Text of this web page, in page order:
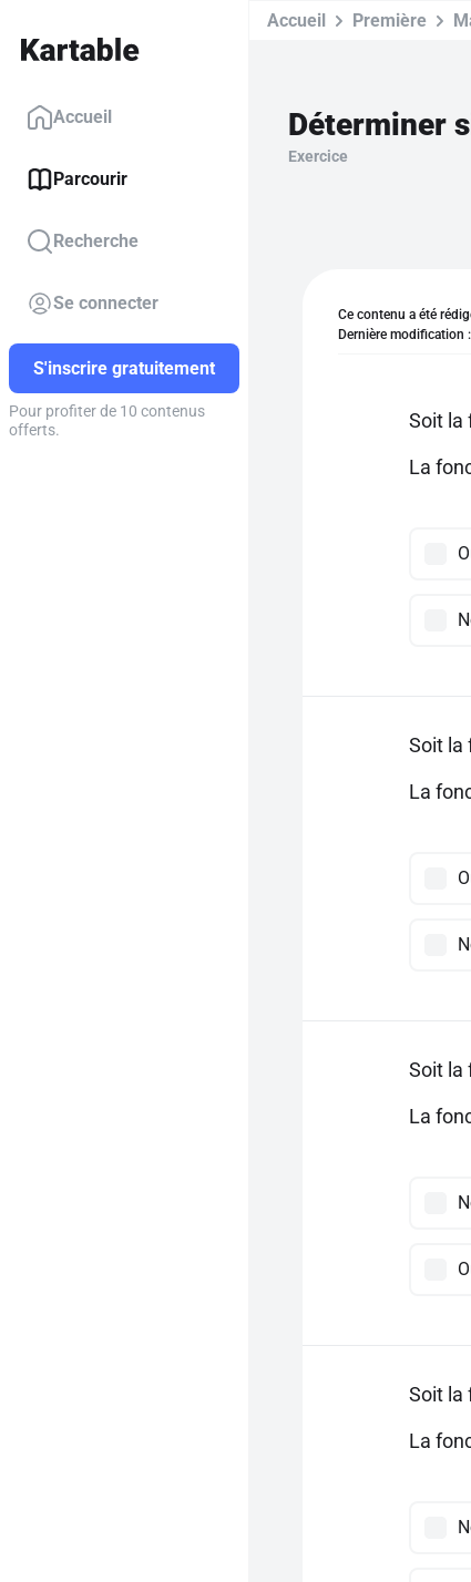
Accueil
Parcourir
Recherche
Se connecter
S'inscrire gratuitement
Pour profiter de 10 contenus
offerts.
Accueil Première
Déterminer
Exercice
Ce contenu a été
Dernière modification :
Soit la
La
Soit la
La
Soit la
La
Soit la
La